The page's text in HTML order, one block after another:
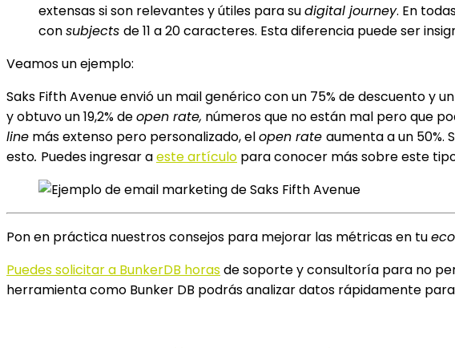
extensas si son relevantes y útiles para sudigital journey. En
consubjects de 11 a 20 caracteres. Esta diferencia puede ser
Veamos un ejemplo:
Saks Fifth Avenue envió un mail genérico con un 75% de descuento y un
y obtuvo un 19,2% deopen rate, números que no están mal pero que
line más extenso pero personalizado, elopen rate aumenta a un 50%.
esto. Puedes ingresar aeste artículo para conocer más sobre este
Pon en práctica nuestros consejos para mejorar las métricas en tu
Puedes solicitar a BunkerDB horasde soporte y consultoría para no
herramienta como Bunker DB podrás analizar datos rápidamente